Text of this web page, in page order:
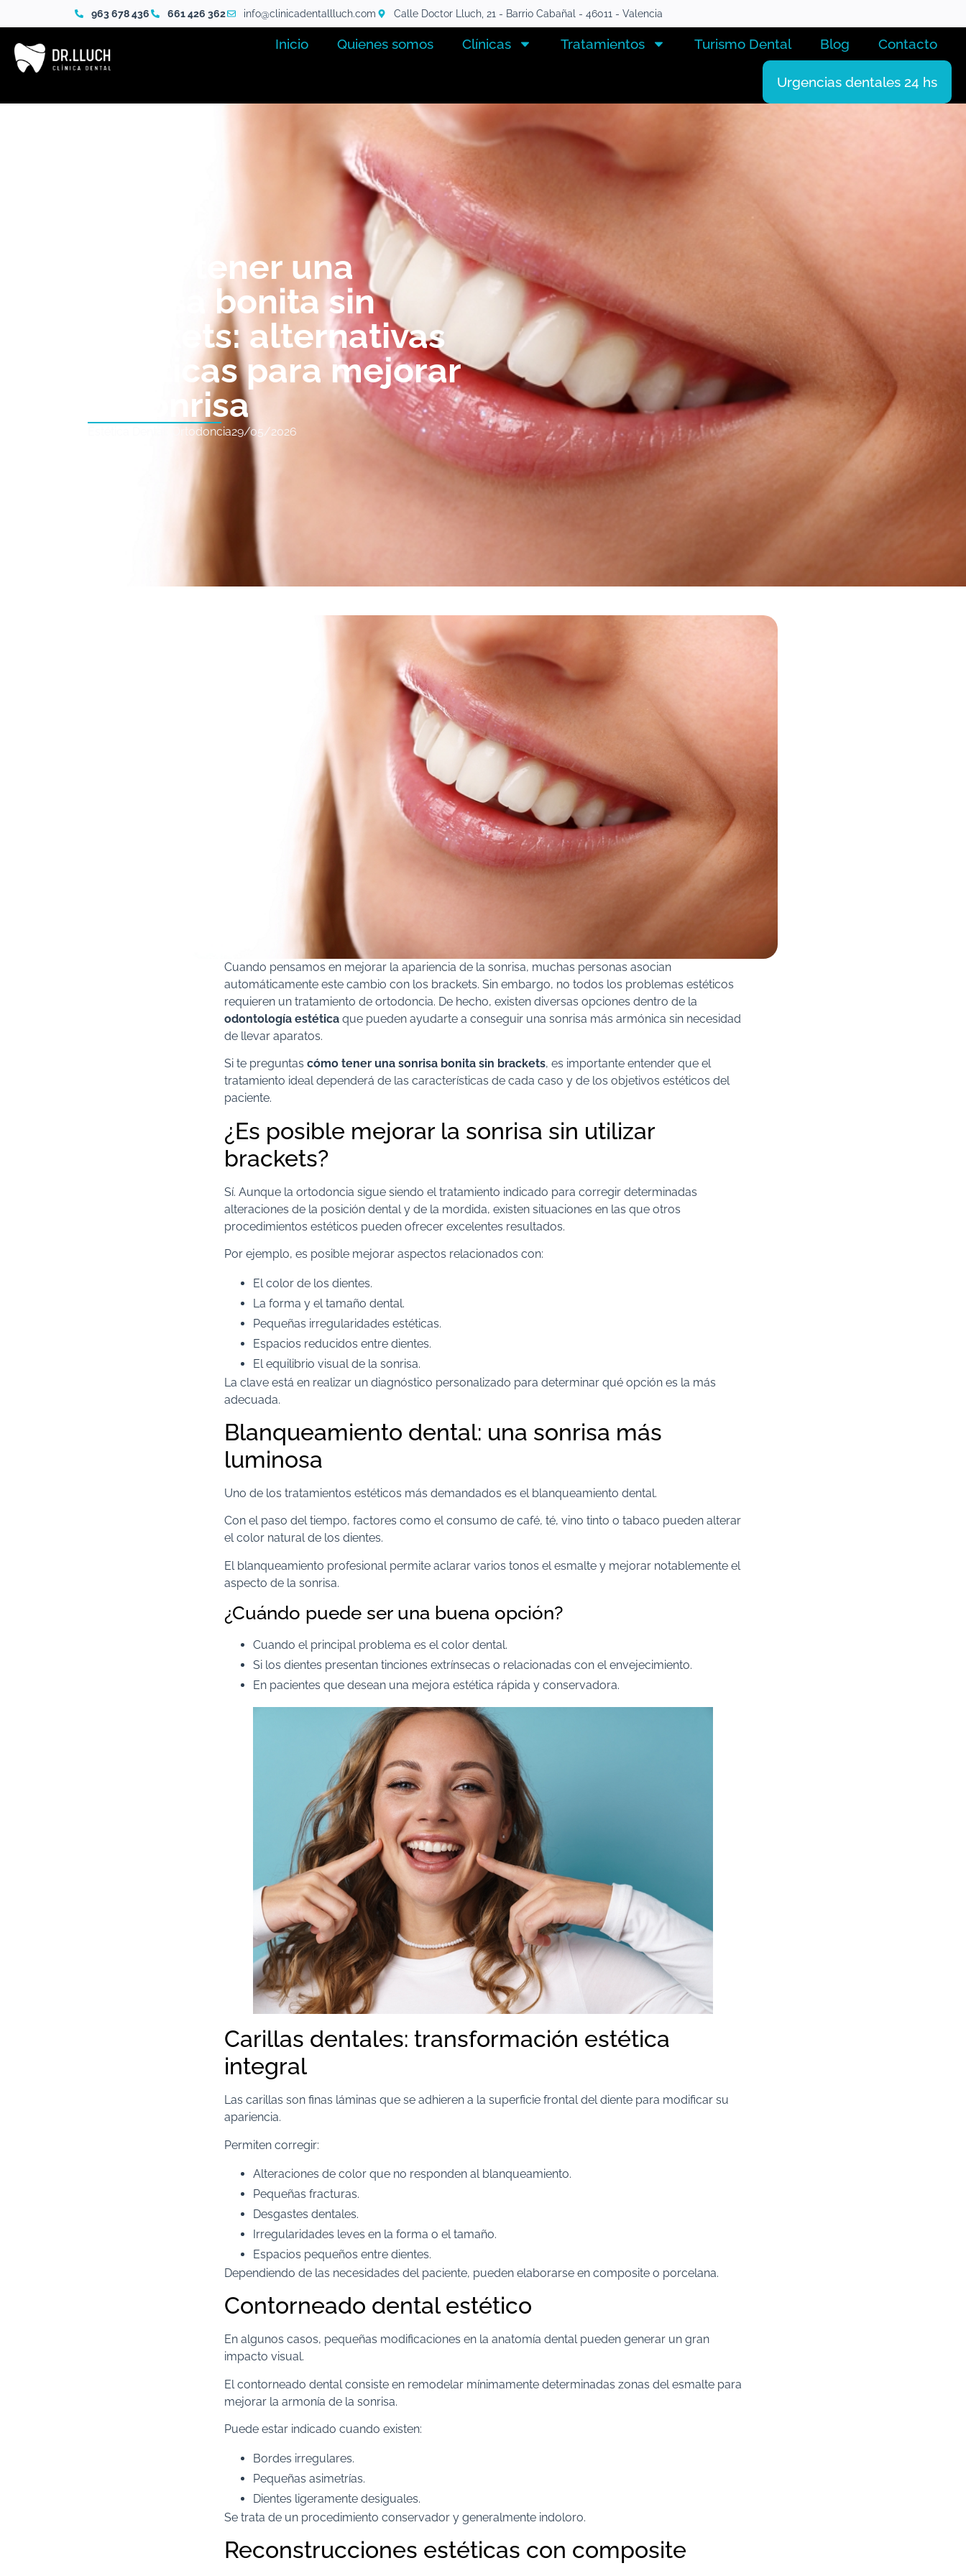
963 678 436 661 426 362 info@clinicadentallluch.com Calle Doctor Lluch, 21 - Barrio Cabañal - 46011 - Valencia
Inicio Quienes somos Clínicas Tratamientos Turismo Dental Blog Contacto
Urgencias dentales 24 hs
Cómo tener una
sonrisa bonita sin
brackets: alternativas
estéticas para mejorar
tu sonrisa
Ortodoncia29/05/2026
Cuando pensamos en mejorar la apariencia de la sonrisa, muchas personas asocian
automáticamente este cambio con los brackets. Sin embargo, no todos los problemas estéticos
requieren un tratamiento de ortodoncia. De hecho, existen diversas opciones dentro de la
odontología estética que pueden ayudarte a conseguir una sonrisa más armónica sin necesidad
de llevar aparatos.
Si te preguntas cómo tener una sonrisa bonita sin brackets, es importante entender que el
tratamiento ideal dependerá de las características de cada caso y de los objetivos estéticos del
paciente.
¿Es posible mejorar la sonrisa sin utilizar
brackets?
Sí. Aunque la ortodoncia sigue siendo el tratamiento indicado para corregir determinadas
alteraciones de la posición dental y de la mordida, existen situaciones en las que otros
procedimientos estéticos pueden ofrecer excelentes resultados.
Por ejemplo, es posible mejorar aspectos relacionados con:
El color de los dientes.
La forma y el tamaño dental.
Pequeñas irregularidades estéticas.
Espacios reducidos entre dientes.
El equilibrio visual de la sonrisa.
La clave está en realizar un diagnóstico personalizado para determinar qué opción es la más
adecuada.
Blanqueamiento dental: una sonrisa más
luminosa
Uno de los tratamientos estéticos más demandados es el blanqueamiento dental.
Con el paso del tiempo, factores como el consumo de café, té, vino tinto o tabaco pueden alterar
el color natural de los dientes.
El blanqueamiento profesional permite aclarar varios tonos el esmalte y mejorar notablemente el
aspecto de la sonrisa.
¿Cuándo puede ser una buena opción?
Cuando el principal problema es el color dental.
Si los dientes presentan tinciones extrínsecas o relacionadas con el envejecimiento.
En pacientes que desean una mejora estética rápida y conservadora.
Carillas dentales: transformación estética
integral
Las carillas son finas láminas que se adhieren a la superficie frontal del diente para modificar su
apariencia.
Permiten corregir:
Alteraciones de color que no responden al blanqueamiento.
Pequeñas fracturas.
Desgastes dentales.
Irregularidades leves en la forma o el tamaño.
Espacios pequeños entre dientes.
Dependiendo de las necesidades del paciente, pueden elaborarse en composite o porcelana.
Contorneado dental estético
En algunos casos, pequeñas modificaciones en la anatomía dental pueden generar un gran
impacto visual.
El contorneado dental consiste en remodelar mínimamente determinadas zonas del esmalte para
mejorar la armonía de la sonrisa.
Puede estar indicado cuando existen:
Bordes irregulares.
Pequeñas asimetrías.
Dientes ligeramente desiguales.
Se trata de un procedimiento conservador y generalmente indoloro.
Reconstrucciones estéticas con composite